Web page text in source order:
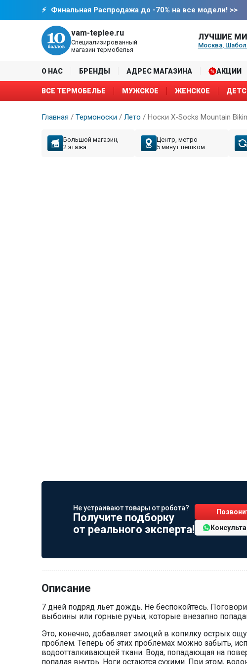
Финальная Распродажа до -70% на все модели! >>
vam-teplee.ru
Специализированный
магазин термобелья
ЛУЧШИЕ
Москва,
О НАС БРЕНДЫ АДРЕС МАГАЗИНА АКЦИИ
ВСЕ ТЕРМОБЕЛЬЕ МУЖСКОЕ ЖЕНСКОЕ
Главная / Термоноски / Лето / Носки X-Socks Mountain
Большой магазин,
2 этажа
Центр, метро
5 минут пешком
Не устраивают товары от робота?
Получите подборку
от реального эксперта!
Описание
7 дней подряд льет дождь. Не беспокойтесь.
выбоины или горные ручьи, которые внезапно
Это, конечно, добавляет эмоций в копилку острых
проблем. Теперь об этих проблемах можно забыть,
водоотталкивающей ткани. Вода, попадающая на
попадая внутрь. Ноги остаются сухими. При этом,